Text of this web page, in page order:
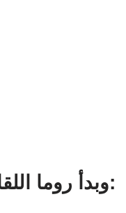
وبدأ روما اللقاء بالتشكيل التالي: